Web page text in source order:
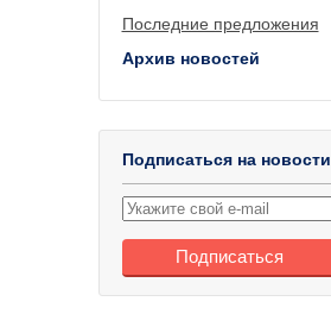
Последние предложения
Архив новостей
Подписаться на новости